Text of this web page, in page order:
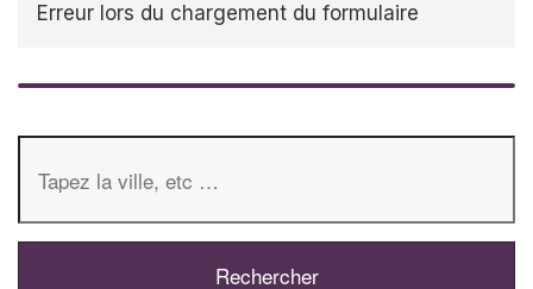
Erreur lors du chargement du formulaire